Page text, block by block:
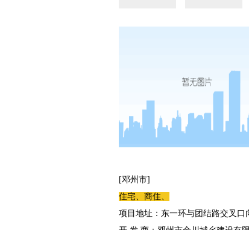
[邓州市]
住宅、商住、
项目地址：东一环与团结路交叉口